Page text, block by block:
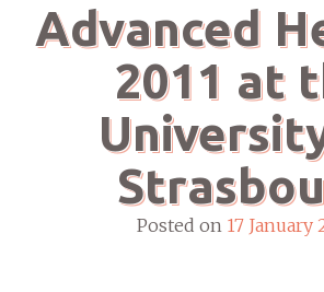
Advanced
2011 at
Posted on 17 January